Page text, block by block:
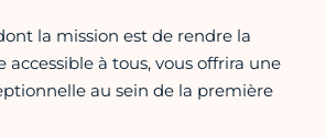
la mission est de rendre la
accessible à tous, vous offrira une
au sein de la première